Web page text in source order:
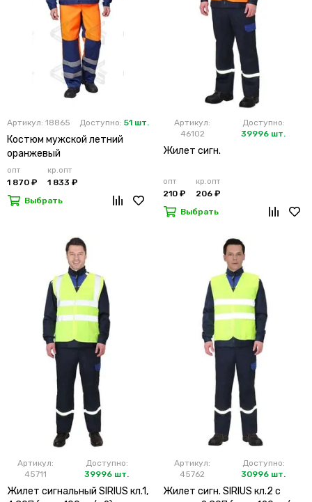
Артикул: 18865 Доступно: 51 шт.
Костюм мужской летний
оранжевый
опт
1 870 ₽
кр.опт
1 833 ₽
Выбрать
Артикул:
46102
Доступно:
39996 шт.
Жилет сигн.
опт
210 ₽
кр.опт
206 ₽
Выбрать
Артикул:
45711
Доступно:
39996 шт.
Жилет сигнальный SIRIUS кл.1,
Артикул:
45762
Доступно:
30996 шт.
Жилет сигн. SIRIUS кл.2 с